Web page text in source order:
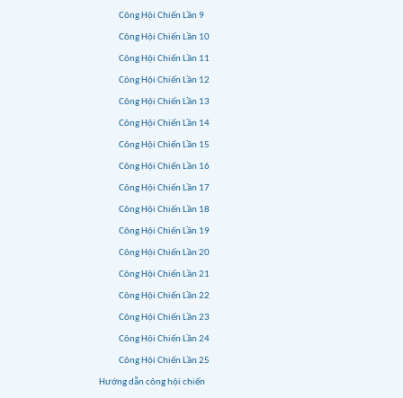
Công Hội Chiến Lần 9
Công Hội Chiến Lần 10
Công Hội Chiến Lần 11
Công Hội Chiến Lần 12
Công Hội Chiến Lần 13
Công Hội Chiến Lần 14
Công Hội Chiến Lần 15
Công Hội Chiến Lần 16
Công Hội Chiến Lần 17
Công Hội Chiến Lần 18
Công Hội Chiến Lần 19
Công Hội Chiến Lần 20
Công Hội Chiến Lần 21
Công Hội Chiến Lần 22
Công Hội Chiến Lần 23
Công Hội Chiến Lần 24
Công Hội Chiến Lần 25
Hướng dẫn công hội chiến